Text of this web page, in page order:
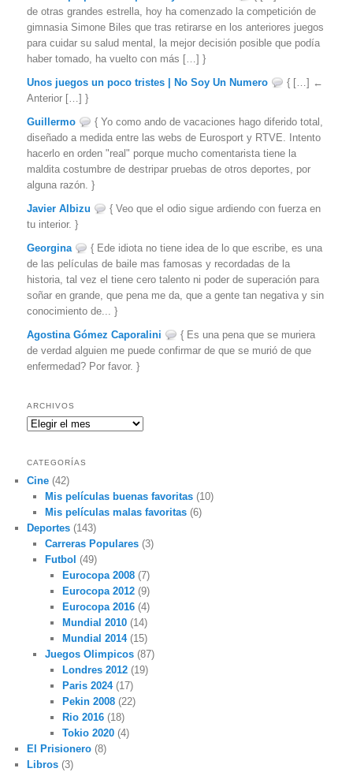
de otras grandes estrella, hoy ha comenzado la competición de
gimnasia Simone Biles que tras retirarse en los anteriores juegos
para cuidar su salud mental, la mejor decisión posible que podía
haber tomado, ha vuelto con más […] }
Unos juegos un poco tristes | No Soy Un Numero
{ […] ←
Anterior […] }
Guillermo
{ Yo como ando de vacaciones hago diferido total,
diseñado a medida entre las webs de Eurosport y RTVE. Intento
hacerlo en orden "real" porque mucho comentarista tiene la
maldita costumbre de destripar pruebas de otros deportes, por
alguna razón. }
Javier Albizu
{ Veo que el odio sigue ardiendo con fuerza en
tu interior. }
Georgina
{ Ede idiota no tiene idea de lo que escribe, es una
de las películas de baile mas famosas y recordadas de la
historia, tal vez el tiene cero talento ni poder de superación para
soñar en grande, que pena me da, que a gente tan negativa y sin
conocimiento de... }
Agostina Gómez Caporalini
{ Es una pena que se muriera
de verdad alguien me puede confirmar de que se murió de que
enfermedad? Por favor. }
ARCHIVOS
Archivos
CATEGORÍAS
Cine (42)
Mis películas buenas favoritas(10)
Mis películas malas favoritas(6)
Deportes (143)
Carreras Populares(3)
Futbol (49)
Eurocopa 2008 (7)
Eurocopa 2012 (9)
Eurocopa 2016 (4)
Mundial 2010 (14)
Mundial 2014(15)
Juegos Olimpicos(87)
Londres 2012 (19)
Paris 2024(17)
Pekin 2008 (22)
Rio 2016 (18)
Tokio 2020 (4)
El Prisionero (8)
Libros (3)